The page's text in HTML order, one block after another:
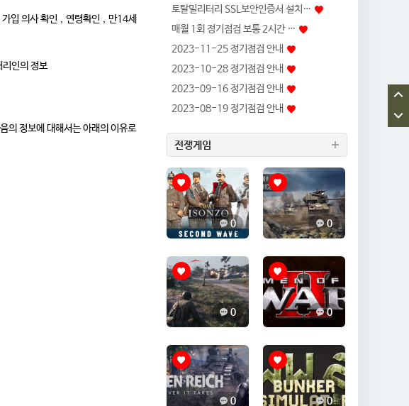
입 의사 확인 , 연령확인 , 만14세
인의 정보
의 정보에 대해서는 아래의 이유로
토탈밀리터리 SSL보안인증서 설치…
매월 1회 정기점검 보통 2시간 …
2023-11-25 정기점검 안내
2023-10-28 정기점검 안내
2023-09-16 정기점검 안내
2023-08-19 정기점검 안내
전쟁게임
0 0
0 0
0 0